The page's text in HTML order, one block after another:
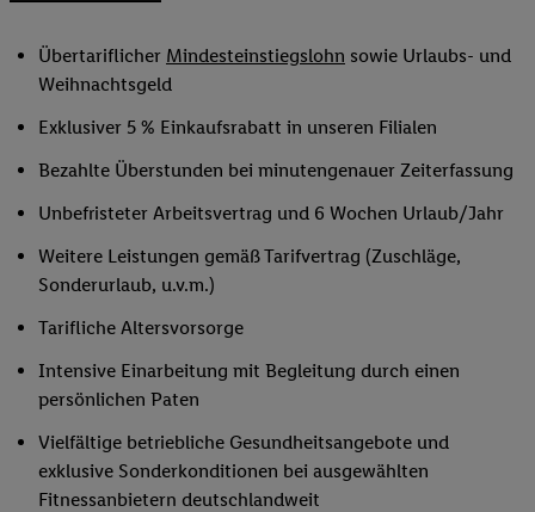
Übertariflicher Mindesteinstiegslohn sowie Urlaubs- und
Weihnachtsgeld
Exklusiver 5 % Einkaufsrabatt in unseren Filialen
Bezahlte Überstunden bei minutengenauer Zeiterfassung
Unbefristeter Arbeitsvertrag und 6 Wochen Urlaub/Jahr
Weitere Leistungen gemäß Tarifvertrag (Zuschläge,
Sonderurlaub, u.v.m.)
Tarifliche Altersvorsorge
Intensive Einarbeitung mit Begleitung durch einen
persönlichen Paten
Vielfältige betriebliche Gesundheitsangebote und
exklusive Sonderkonditionen bei ausgewählten
Fitnessanbietern deutschlandweit